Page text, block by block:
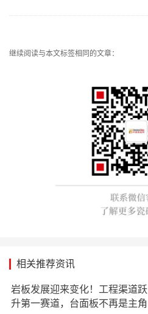
继续阅读与本文标签相同的文章：
相关推荐资讯
岩板发展迎来变化！工程渠道跃
升第一赛道，台面板不再是主角